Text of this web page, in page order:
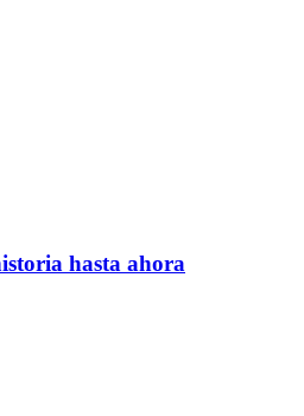
hasta ahora